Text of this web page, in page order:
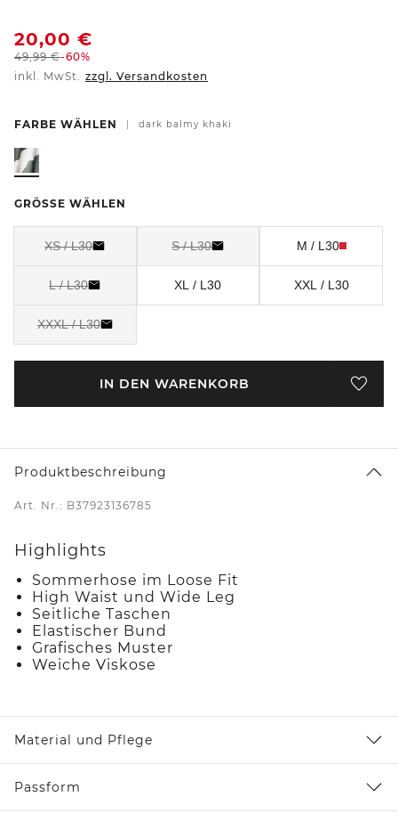
20,00 €
49,99€-60%
inkl. MwSt. zzgl. Versandkosten
FARBE WÄHLEN dark balmy khaki
GRÖSSE WÄHLEN
XS / L30 S / L30 M / L30
L / L30 XL / L30 XXL / L30
XXXL / L30
IN DEN WARENKORB
Produktbeschreibung
Art. Nr.: B37923136785
Highlights
Sommerhose im Loose Fit
High Waist und Wide Leg
Seitliche Taschen
Elastischer Bund
Grafisches Muster
Weiche Viskose
Material und Pflege
Passform